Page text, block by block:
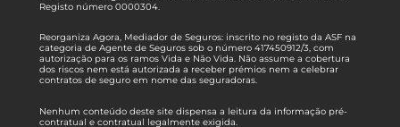
Registo número 0000304.
Reorganiza Agora, Mediador de Seguros: inscrito no registo da ASF na
categoria de Agente de Seguros sob o número 417450912/3, com
autorização para os ramos Vida e Não Vida. Não assume a cobertura
dos riscos nem está autorizada a receber prémios nem a celebrar
contratos de seguro em nome das seguradoras.
Nenhum conteúdo deste site dispensa a leitura da informação pré-
contratual e contratual legalmente exigida.